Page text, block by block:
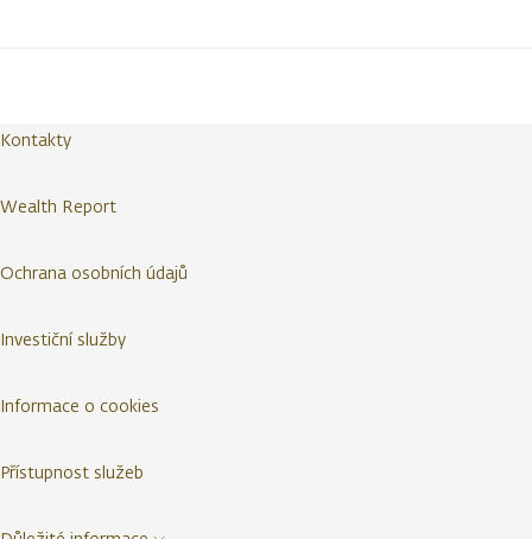
Kontakty
Wealth Report
Ochrana osobních údajů
Investiční služby
Informace o cookies
Přístupnost služeb